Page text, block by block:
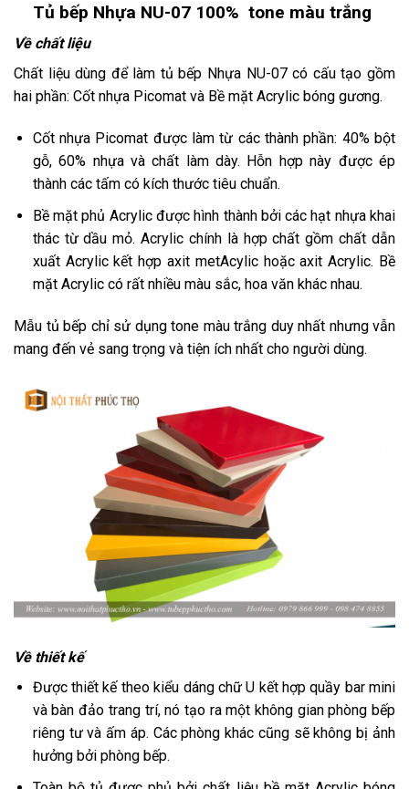
Tủ bếp Nhựa NU-07 100% tone màu trắng
Về chất liệu
Chất liệu dùng để làm tủ bếp Nhựa NU-07 có cấu tạo gồm
hai phần: Cốt nhựa Picomat và Bề mặt Acrylic bóng gương.
Cốt nhựa Picomat được làm từ các thành phần: 40% bột
gỗ, 60% nhựa và chất làm dày. Hỗn hợp này được ép
thành các tấm có kích thước tiêu chuẩn.
Bề mặt phủ Acrylic được hình thành bởi các hạt nhựa khai
thác từ dầu mỏ. Acrylic chính là hợp chất gồm chất dẫn
xuất Acrylic kết hợp axit metAcylic hoặc axit Acrylic. Bề
mặt Acrylic có rất nhiều màu sắc, hoa văn khác nhau.
Mẫu tủ bếp chỉ sử dụng tone màu trắng duy nhất nhưng vẫn
mang đến vẻ sang trọng và tiện ích nhất cho người dùng.
Về thiết kế
Được thiết kế theo kiểu dáng chữ U kết hợp quầy bar mini
và bàn đảo trang trí, nó tạo ra một không gian phòng bếp
riêng tư và ấm áp. Các phòng khác cũng sẽ không bị ảnh
hưởng bởi phòng bếp.